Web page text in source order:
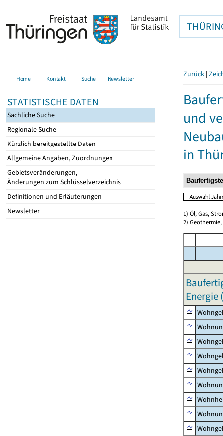
Home Kontakt Suche Newsletter
STATISTISCHE DATEN
Sachliche Suche
Regionale Suche
Kürzlich bereitgestellte Daten
Allgemeine Angaben, Zuordnungen
Gebietsveränderungen,
Änderungen zum Schlüsselverzeichnis
Definitionen und Erläuterungen
Newsletter
Zurück |
und
in
1) Öl, Gas,
2)
Energie